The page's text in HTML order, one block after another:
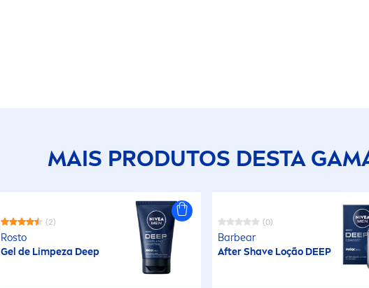
MAIS PRODUTOS DESTA
(2)
Rosto
Gel de Limpeza Deep
(0)
Barbear
After Shave Loção DEEP